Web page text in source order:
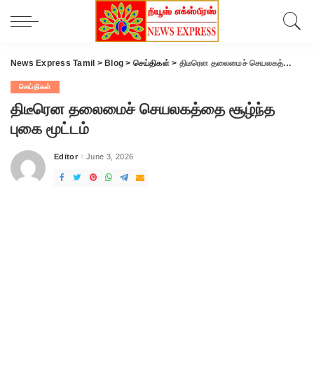
News Express Tamil > Blog > செய்திகள்> திடீரென தலைமைச் செயலகத்தை சூழ்ந்த புகை மூட்டம்
செய்திகள்
திடீரென தலைமைச் செயலகத்தை சூழ்ந்த
புகை மூட்டம்
Posted
Editor June 3, 2026